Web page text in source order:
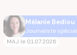
Mélanie Bediou
Journaliste
MAJ le 01.07.2026